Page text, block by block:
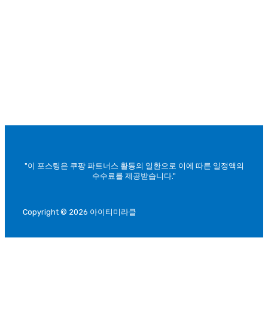
"이 포스팅은 쿠팡 파트너스 활동의 일환으로 이에 따른 일정액의
수수료를 제공받습니다."
Copyright © 2026 아이티미라클